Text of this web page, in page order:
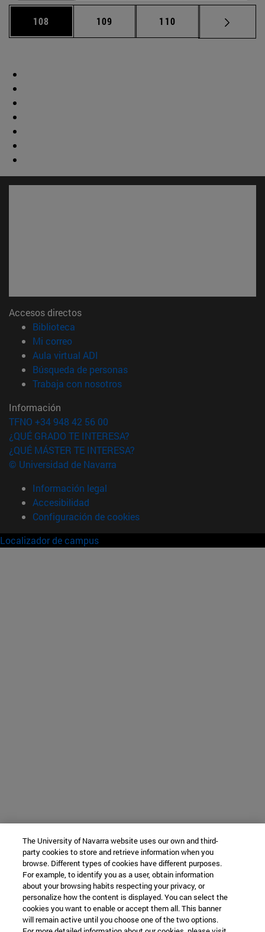
Página
108 Página
109 Página
110
Accesos directos
Biblioteca
Mi correo(abre en nueva ventana)
Aula virtual ADI
Búsqueda de personas(abre en nueva ventana)
Trabaja con nosotros(abre en nueva ventana)
Información
TFNO +34 948 42 56 00
¿QUÉ GRADO TE INTERESA?
¿QUÉ MÁSTER TE INTERESA?
© Universidad de Navarra
Información legal
Accesibilidad
Configuración de cookies
Localizador de campus
The University of Navarra website uses our own and third-
party cookies to store and retrieve information when you
browse. Different types of cookies have different purposes.
For example, to identify you as a user, obtain information
about your browsing habits respecting your privacy, or
personalize how the content is displayed. You can select the
cookies you want to enable or accept them all. This banner
will remain active until you choose one of the two options.